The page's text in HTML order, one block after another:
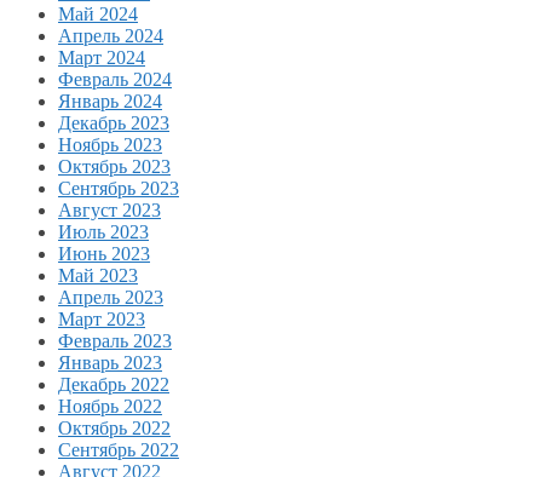
Май 2024
Апрель 2024
Март 2024
Февраль 2024
Январь 2024
Декабрь 2023
Ноябрь 2023
Октябрь 2023
Сентябрь 2023
Август 2023
Июль 2023
Июнь 2023
Май 2023
Апрель 2023
Март 2023
Февраль 2023
Январь 2023
Декабрь 2022
Ноябрь 2022
Октябрь 2022
Сентябрь 2022
Август 2022